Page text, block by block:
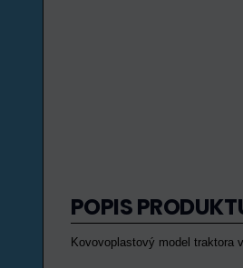
POPIS
Kovovoplastový model traktora